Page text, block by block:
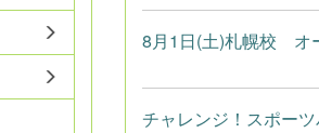
8月1日(土)札幌校 オ
チャレンジ！スポーツ